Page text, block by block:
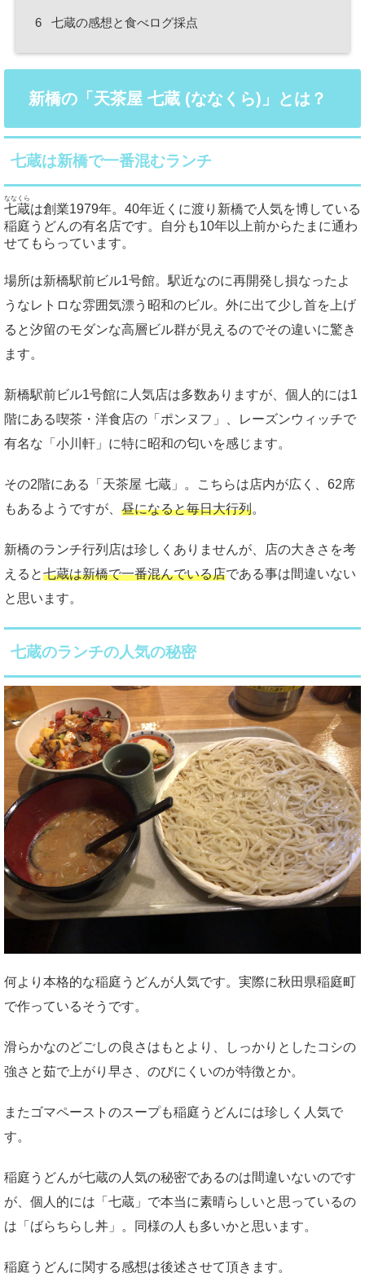
6 七蔵の感想と食べログ採点
新橋の「天茶屋 七蔵 (ななくら)」とは？
七蔵は新橋で一番混むランチ
七蔵
ななくら
は創業1979年。40年近くに渡り新橋で人気を博している
稲庭うどんの有名店です。自分も10年以上前からたまに通わ
せてもらっています。
場所は新橋駅前ビル1号館。駅近なのに再開発し損なったよ
うなレトロな雰囲気漂う昭和のビル。外に出て少し首を上げ
ると汐留のモダンな高層ビル群が見えるのでその違いに驚き
ます。
新橋駅前ビル1号館に人気店は多数ありますが、個人的には1
階にある喫茶・洋食店の「ポンヌフ」、レーズンウィッチで
有名な「小川軒」に特に昭和の匂いを感じます。
その2階にある「天茶屋 七蔵」。こちらは店内が広く、62席
もあるようですが、 昼になると毎日大行列。
新橋のランチ行列店は珍しくありませんが、店の大きさを考
えると七蔵は新橋で一番混んでいる店である事は間違いない
と思います。
七蔵のランチの人気の秘密
何より本格的な稲庭うどんが人気です。実際に秋田県稲庭町
で作っているそうです。
滑らかなのどごしの良さはもとより、しっかりとしたコシの
強さと茹で上がり早さ、のびにくいのが特徴とか。
またゴマペーストのスープも稲庭うどんには珍しく人気で
す。
稲庭うどんが七蔵の人気の秘密であるのは間違いないのです
が、個人的には「七蔵」で本当に素晴らしいと思っているの
は「ばらちらし丼」。同様の人も多いかと思います。
稲庭うどんに関する感想は後述させて頂きます。